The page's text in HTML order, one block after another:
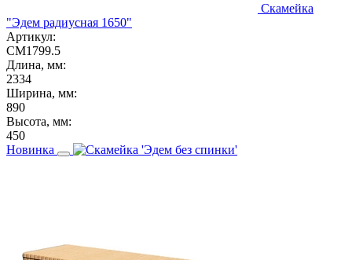
Скамейка
"Эдем радиусная 1650"
Артикул:
СМ1799.5
Длина, мм:
2334
Ширина, мм:
890
Высота, мм:
450
Новинка